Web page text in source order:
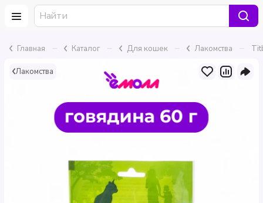
Главная – Каталог – Для кошек – Лакомства –
Лакомства